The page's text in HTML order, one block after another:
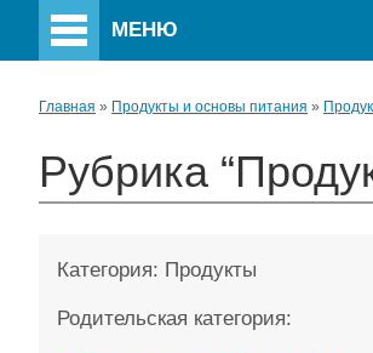
МЕНЮ
Главная » Продукты и основы питания »
Рубрика
Категория: Продукты
Родительская категория: